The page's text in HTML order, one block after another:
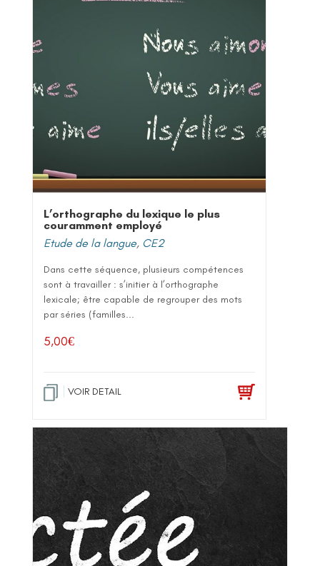
L’orthographe du lexique le plus
couramment employé
Etude de la langue, CE2
Dans cette séquence, plusieurs compétences
sont à travailler : s’initier à l’orthographe
lexicale; être capable de regrouper des mots
par séries (familles...
5,00€
VOIR DETAIL